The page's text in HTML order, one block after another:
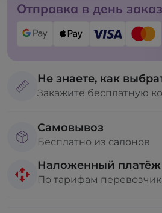
Отправка в день
Не знаете, как
Закажите бесплатную
Самовывоз
Бесплатно из салонов
Наложенный платёж
По тарифам